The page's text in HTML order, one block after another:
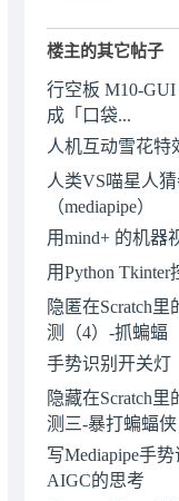
楼主的其它帖子
行空板 M10-
成「口袋...
人机互动雪花特
人类VS喵星人
（mediapipe）
用mind+ 的机器
用Python Tkinter
隐匿在Scratch
测（4）-抓蝙蝠
手势识别开关灯
隐藏在Scratch
测三-暴打蝙蝠侠
写Mediapipe手
AIGC的思考